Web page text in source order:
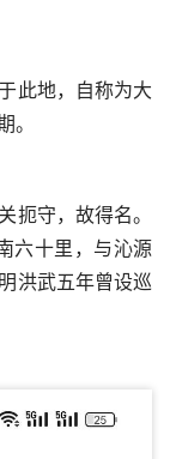
此地，自称为大
。
扼守，故得名。
六十里，与沁源
洪武五年曾设巡